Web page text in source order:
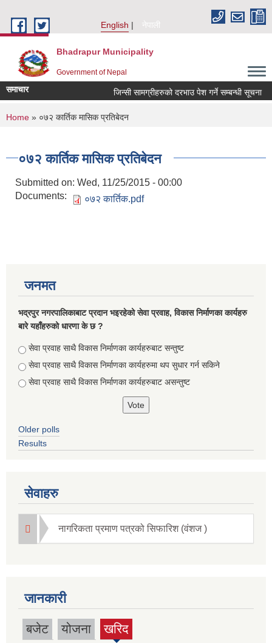
English
नेपाली
Bhadrapur Municipality
Government of Nepal
समाचार जिन्सी सामग्रीहरुको दरभाउ पेश गर्ने सम्बन्धी सूचना
You are here
Home » ०७२ कार्तिक मासिक प्रतिबेदन
०७२ कार्तिक मासिक प्रतिबेदन
Submitted on: Wed, 11/25/2015 - 00:00
Documents:
०७२ कार्तिक.pdf
जनमत
भद्रपुर नगरपालिकाबाट प्रदान भइरहेको सेवा प्रवाह, विकास निर्माणका कार्यहरु
बारे यहाँहरुको धारणा के छ ?
Choices
सेवा प्रवाह साथै विकास निर्माणका कार्यहरुबाट सन्तुष्ट
सेवा प्रवाह साथै विकास निर्माणका कार्यहरुमा थप सुधार गर्न सकिने
सेवा प्रवाह साथै विकास निर्माणका कार्यहरुबाट असन्तुष्ट
Older polls
Results
सेवाहरु
नागरिकता प्रमाण पत्रको सिफारिश (वंशज )
जानकारी
बजेट योजना खरिद
(active